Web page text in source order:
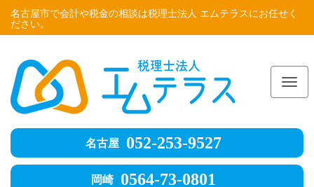
名古屋市で会計や税金の相談は税理士法人 エムテラスにお任せく
ださい。
名古屋 052-253-9527
岡崎 0564-73-0801